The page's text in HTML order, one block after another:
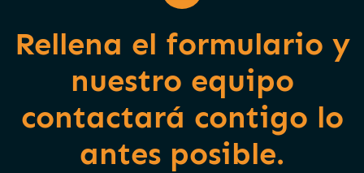
Rellena el formulario y
nuestro equipo
contactará contigo lo
antes posible.